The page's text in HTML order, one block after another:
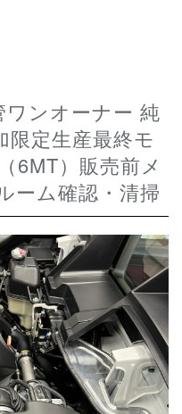
限定生産最終モ
6MT）販売前メ
ーム確認・清掃